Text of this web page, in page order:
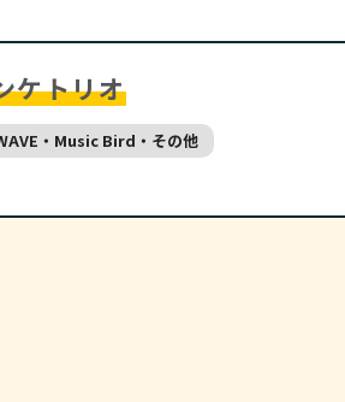
ケトリオ
・Music Bird・その他